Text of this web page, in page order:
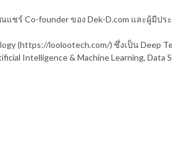
ร์ Co-founder ของ Dek-D.com และผู้มีปร
(https://loolootech.com/) ซึ่งเป็น Deep
Intelligence & Machine Learning, Data